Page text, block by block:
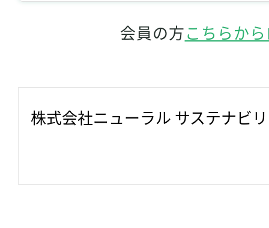
会員の方こちらか
株式会社ニューラル サステナビ